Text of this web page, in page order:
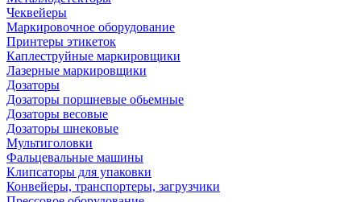
Чеквейеры
Маркировочное оборудование
Принтеры этикеток
Каплеструйные маркировщики
Лазерные маркировщики
Дозаторы
Дозаторы поршневые обьемные
Дозаторы весовые
Дозаторы шнековые
Мультиголовки
Фальцевальные машины
Клипсаторы для упаковки
Конвейеры, транспортеры, загрузчики